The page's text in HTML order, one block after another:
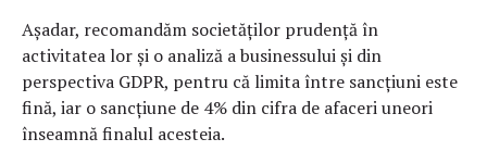
Așadar, recomandăm societăților prudență în
activitatea lor și o analiză a businessului și din
perspectiva GDPR, pentru că limita între sancțiuni este
fină, iar o sancțiune de 4% din cifra de afaceri uneori
înseamnă finalul acesteia.